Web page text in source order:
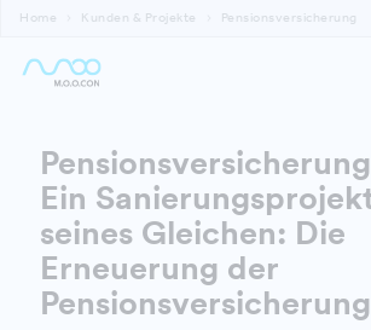
Home Kunden & Projekte Pensionsversicherung
Pensionsversicherung
Ein
seines Gleichen: Die
Erneuerung der